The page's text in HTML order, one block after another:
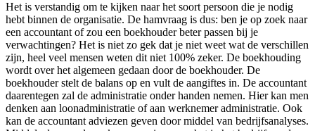
Het is verstandig om te kijken naar het soort persoon die je nodig
hebt binnen de organisatie. De hamvraag is dus: ben je op zoek naar
een accountant of zou een boekhouder beter passen bij je
verwachtingen? Het is niet zo gek dat je niet weet wat de verschillen
zijn, heel veel mensen weten dit niet 100% zeker. De boekhouding
wordt over het algemeen gedaan door de boekhouder. De
boekhouder stelt de balans op en vult de aangiftes in. De accountant
daarentegen zal de administratie onder handen nemen. Hier kan men
denken aan loonadministratie of aan werknemer administratie. Ook
kan de accountant adviezen geven door middel van bedrijfsanalyses.